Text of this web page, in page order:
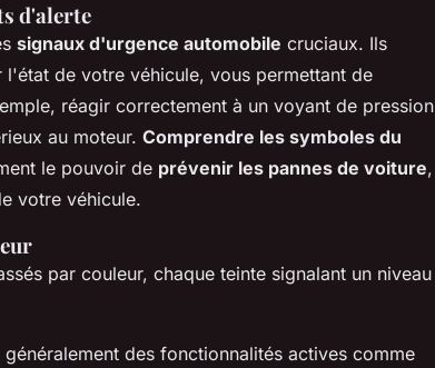
d'alerte
signaux d'urgence automobile cruciaux. Ils
de votre véhicule, vous permettant de
réagir correctement à un voyant de pression
au moteur. Comprendre les symboles du
le pouvoir de prévenir les pannes de voiture,
votre véhicule.
par couleur, chaque teinte signalant un niveau
des fonctionnalités actives comme